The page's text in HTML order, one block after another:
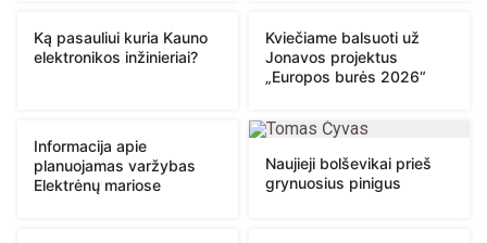
Ką pasauliui kuria Kauno
elektronikos inžinieriai?
Kviečiame balsuoti už
Jonavos projektus
„Europos burės 2026“
Informacija apie
planuojamas varžybas
Elektrėnų mariose
Naujieji bolševikai prieš
grynuosius pinigus